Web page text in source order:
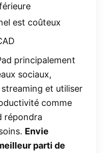
est coûteux
principalement
sociaux,
et utiliser
comme
répondra
Envie
parti de